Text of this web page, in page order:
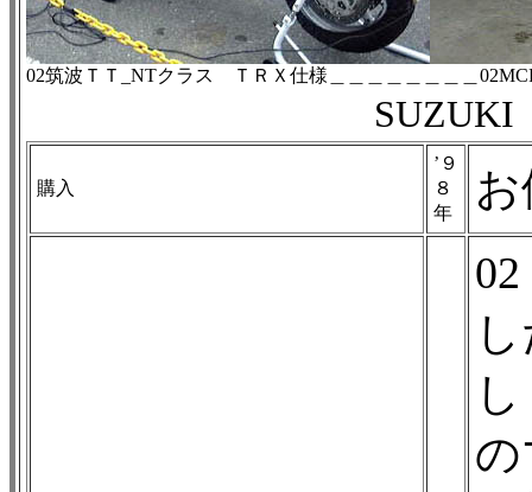
02筑波ＴＴ_NTクラス ＴＲＸ仕様＿＿＿＿＿＿＿＿
SUZUKI
購入
’９
８
年
の